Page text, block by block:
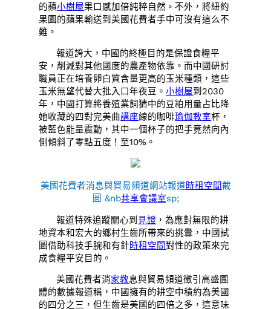
的蘋小樹屋果口感加倍純粹自然。不外，將紐約
果園的蘋果輸送到美國花費者手中可沒有這么不
難。
報道誇大，中國的終極目的是保證食糧平
安，削減對其他國度的農產物依靠。而中國研討
職員正在培養卵白質含量更高的玉米種類，這些
玉米無望代替大批入口年夜豆。小樹屋到2030
年，中國打算將養殖業飼猜中的豆粕用量占比降
她收藏的四對完美曲講座線的咖啡瑜伽教室杯，
被藍色能量震動，其中一個杯子的把手竟然向內
側傾斜了零點五度！至10%。
美國花費者消息與貿易頻道網站報道時租空間截
圖 &nb共享會議室sp;
報道特殊追蹤關心到 見證 ，為應對無限的耕
地資本和宏大的鄉村生齒所帶來的挑釁，中國試
圖借助科技手腕和有針時租空間對性的政策來完
成食糧平安目的。
美國花費者消家教息與貿易頻道徵引高盛團
體的數據報道稱，中國擁有的耕空中積約為美國
的四分之三，但生齒是美國的四倍之多，這意味